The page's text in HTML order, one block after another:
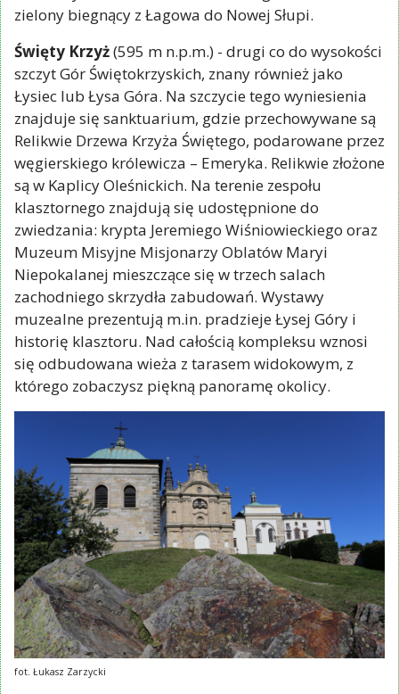
zielony biegnący z Łagowa do Nowej Słupi.
Święty Krzyż(595 m n.p.m.) - drugi co do wysokości
szczyt Gór Świętokrzyskich, znany również jako
Łysiec lub Łysa Góra. Na szczycie tego wyniesienia
znajduje się sanktuarium, gdzie przechowywane są
Relikwie Drzewa Krzyża Świętego, podarowane przez
węgierskiego królewicza – Emeryka. Relikwie złożone
są w Kaplicy Oleśnickich. Na terenie zespołu
klasztornego znajdują się udostępnione do
zwiedzania: krypta Jeremiego Wiśniowieckiego oraz
Muzeum Misyjne Misjonarzy Oblatów Maryi
Niepokalanej mieszczące się w trzech salach
zachodniego skrzydła zabudowań. Wystawy
muzealne prezentują m.in. pradzieje Łysej Góry i
historię klasztoru. Nad całością kompleksu wznosi
się odbudowana wieża z tarasem widokowym, z
którego zobaczysz piękną panoramę okolicy.
fot. Łukasz Zarzycki